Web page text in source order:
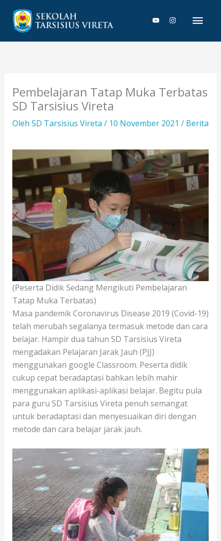
konten
Pembelajaran Tatap Muka Terbatas
SD Tarsisius Vireta
Oleh SD Tarsisius Vireta / 10 November 2021 / Berita
(Peserta Didik Sedang Mengikuti Pembelajaran
Tatap Muka Terbatas)
Masa pandemik Coronavirus Disease 2019 (Covid-19)
telah merubah segalanya termasuk metode dan cara
belajar. Hampir dua tahun SD Tarsisius Vireta
mengadakan Pelajaran Jarak Jauh (PJJ)
menggunakan google Classroom. Peserta didik
cukup cepat beradaptasi bahkan lebih mahir
menggunakan aplikasi-aplikasi belajar. Begitu pula
para guru SD Tarsisius Vireta penuh semangat
untuk beradaptasi dan menyesuaikan diri dengan
metode dan cara belajar jarak jauh.